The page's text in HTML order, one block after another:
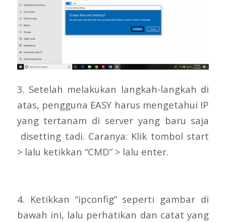
3. Setelah melakukan langkah-langkah di
atas, pengguna EASY harus mengetahui IP
yang tertanam di server yang baru saja
disetting tadi. Caranya: Klik tombol start
> lalu ketikkan “CMD” > lalu enter.
4. Ketikkan “ipconfig” seperti gambar di
bawah ini, lalu perhatikan dan catat yang